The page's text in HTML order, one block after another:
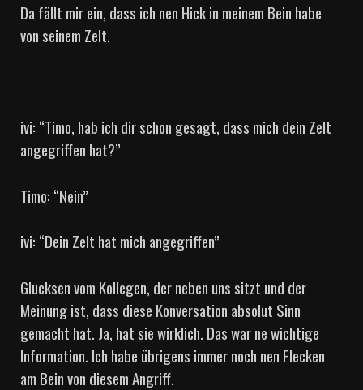
Da fällt mir ein, dass ich nen Hick in meinem Bein habe
von seinem Zelt.
ivi: “Timo, hab ich dir schon gesagt, dass mich dein Zelt
angegriffen hat?”
Timo: “Nein”
ivi: “Dein Zelt hat mich angegriffen”
Glucksen vom Kollegen, der neben uns sitzt und der
Meinung ist, dass diese Konversation absolut Sinn
gemacht hat. Ja, hat sie wirklich. Das war ne wichtige
Information. Ich habe übrigens immer noch nen Flecken
am Bein von diesem Angriff.